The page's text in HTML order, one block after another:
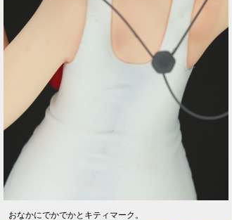
おなかにでかでかとキティマーク。